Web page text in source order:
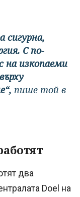
сигурна,
С по-
на изкопаеми
пише той в
два
Doel на